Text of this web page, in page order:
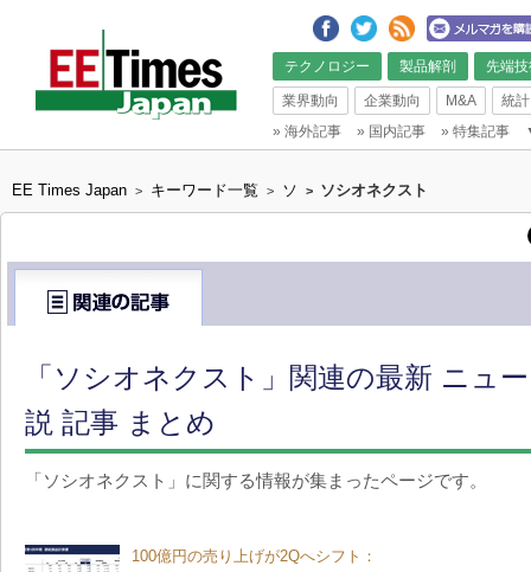
テクノロジー 製品解剖 先端
業界動向 企業動向 M&A
統計
» 海外記事 » 国内記事 » 特集記事
EE Times Japan > キーワード一覧 > ソ > ソシオネクスト
「ソシオネクスト」関連の最新 ニュ
説 記事 まとめ
「ソシオネクスト」に関する情報が集まったページです。
100億円の売り上げが2Qへシフト：